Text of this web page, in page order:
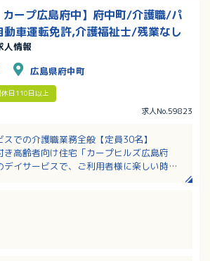
ープ広島府中】府中町/介護職/パ
車運転免許,介護福祉士/残業なし
人情報
広島県府中町
日110日以上
求人No.59823
スでの介護職業務全般【定員30名】
き高齢者向け住宅「カープヒルズ広島府
デイサービスで、ご利用者様に楽しい時間